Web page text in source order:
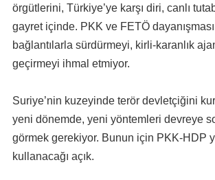
örgütlerini, Türkiye’ye karşı diri, canlı
gayret içinde. PKK ve FETÖ
bağlantılarla sürdürmeyi, kirli-karanlık
geçirmeyi ihmal etmiyor.
Suriye’nin kuzeyinde terör devletçiğini
yeni dönemde, yeni yöntemleri devreye
görmek gerekiyor. Bunun için PKK-HDP
kullanacağı açık.